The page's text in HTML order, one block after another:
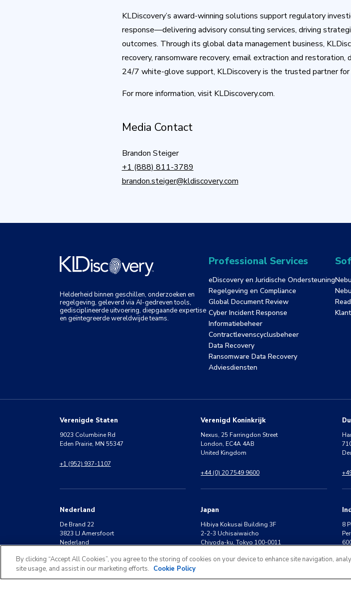
KLDiscovery’s award-winning solutions support regulatory
response—delivering advisory consulting services, driving
outcomes. Through its global data management business,
recovery, ransomware recovery, email extraction and
24/7 white-glove support, KLDiscovery is the trusted partner
For more information, visit KLDiscovery.com.
Media Contact
Brandon Steiger
+1 (888) 811-3789
brandon.steiger@kldiscovery.com
Helderheid binnen geschillen, onderzoeken en
regelgeving, geleverd via AI-gedreven tools,
gedisciplineerde uitvoering, diepgaande expertise
en geïntegreerde wereldwijde teams.
Professional Services
eDiscovery en Juridische Ondersteuning
Regelgeving en Compliance
Global Document Review
Cyber Incident Response
Informatiebeheer
Contractlevenscyclusbeheer
Data Recovery
Ransomware Data Recovery
Adviesdiensten
Verenigde Staten
9023 Columbine Rd
Eden Prairie, MN 55347
+1 (952) 937-1107
Verenigd Koninkrijk
Nexus, 25 Farringdon Street
London, EC4A 4AB
United Kingdom
+44 (0) 20 7549 9600
Nederland
De Brand 22
3823 LJ Amersfoort
Nederland
+31 (0) 20 30 13 300
Japan
Hibiya Kokusai Building 3F
2-2-3 Uchisaiwaicho
Chiyoda-ku, Tokyo 100-0011
+81 (0)3-4540-5701
8
By clicking “Accept All Cookies”, you agree to the storing of cookies on your device to enhance site navigation,
site usage, and assist in our marketing efforts. Cookie Policy